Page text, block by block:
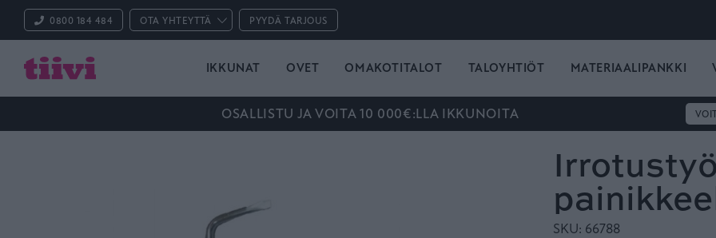
0800 184 484 OTA YHTEYTTÄ PYYDÄ TARJOUS
IKKUNAT OVET OMAKOTITALOT TALOYHTIÖT MATERIAALIPANKKI
OSALLISTU JA VOITA 10 000€:LLA IKKUNOITA
SKU: 66788